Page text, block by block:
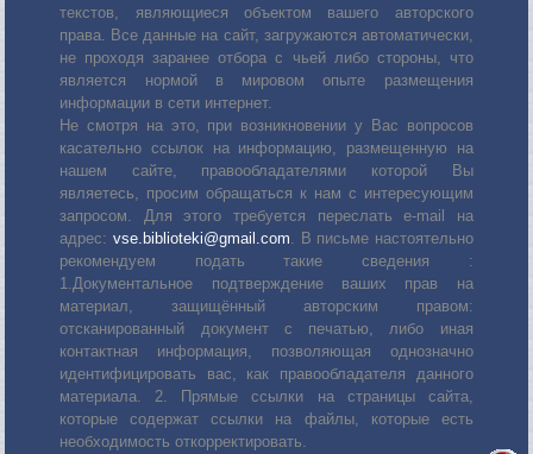
текстов, являющиеся объектом вашего авторского
права. Все данные на сайт, загружаются автоматически,
не проходя заранее отбора с чьей либо стороны, что
является нормой в мировом опыте размещения
информации в сети интернет.
Не смотря на это, при возникновении у Вас вопросов
касательно ссылок на информацию, размещенную на
нашем сайте, правообладателями которой Вы
являетесь, просим обращаться к нам с интересующим
запросом. Для этого требуется переслать е-mail на
адрес: vse.biblioteki@gmail.com . В письме настоятельно
рекомендуем подать такие сведения :
1.Документальное подтверждение ваших прав на
материал, защищённый авторским правом:
отсканированный документ с печатью, либо иная
контактная информация, позволяющая однозначно
идентифицировать вас, как правообладателя данного
материала. 2. Прямые ссылки на страницы сайта,
которые содержат ссылки на файлы, которые есть
необходимость откорректировать.